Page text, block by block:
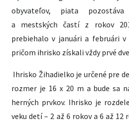
obyvateľov, piata
a mestských častí z rokov
prebiehalo v januári a februári
pričom ihrisko získali vždy prvé
Ihrisko Žihadielko je určené pre
rozmer je 16 x 20 m a bude sa
herných prvkov. Ihrisko je
veku detí – 2 až 6 rokov a 6 až 12